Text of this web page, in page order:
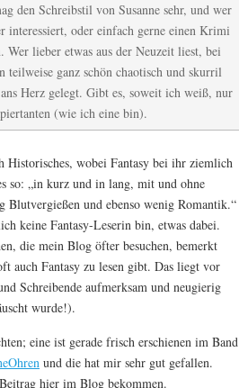
den Schreibstil von Susanne sehr, und wer
oder einfach gerne einen Krimi
lieber etwas aus der Neuzeit liest, bei
teilweise ganz schön chaotisch und skurril
Herz gelegt. Gibt es, soweit ich weiß, nur
(wie ich eine bin).
Historisches, wobei Fantasy bei ihr ziemlich
so: „in kurz und in lang, mit und ohne
und ebenso wenig Romantik.“
keine Fantasy-Leserin bin, etwas dabei.
die mein Blog öfter besuchen, bemerkt
auch Fantasy zu lesen gibt. Das liegt vor
Schreibende aufmerksam und neugierig
wurde!).
eine ist gerade frisch erschienen im Band
und die hat mir sehr gut gefallen.
hier im Blog bekommen.